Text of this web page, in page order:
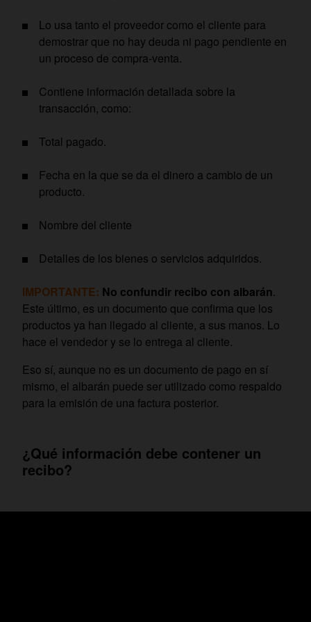
Lo usa tanto el proveedor como el cliente para
demostrar que no hay deuda ni pago pendiente en
un proceso de compra-venta.
Contiene información detallada sobre la
transacción, como:
Total pagado.
Fecha en la que se da el dinero a cambio de un
producto.
Nombre del cliente
Detalles de los bienes o servicios adquiridos.
IMPORTANTE: No confundir recibo con albarán.
Este último, es un documento que confirma que los
productos ya han llegado al cliente, a sus manos. Lo
hace el vendedor y se lo entrega al cliente.
Eso sí, aunque no es un documento de pago en sí
mismo, el albarán puede ser utilizado como respaldo
para la emisión de una factura posterior.
¿Qué información debe contener un
recibo?